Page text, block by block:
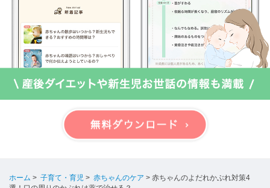
ホーム > 子育て・育児 > 赤ちゃんのケア > 赤ちゃんのよだれかぶれ対策4